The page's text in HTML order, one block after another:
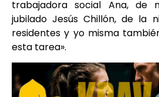
trabajadora social Ana, de
jubilado Jesús Chillón, de la
residentes y yo misma
esta tarea».